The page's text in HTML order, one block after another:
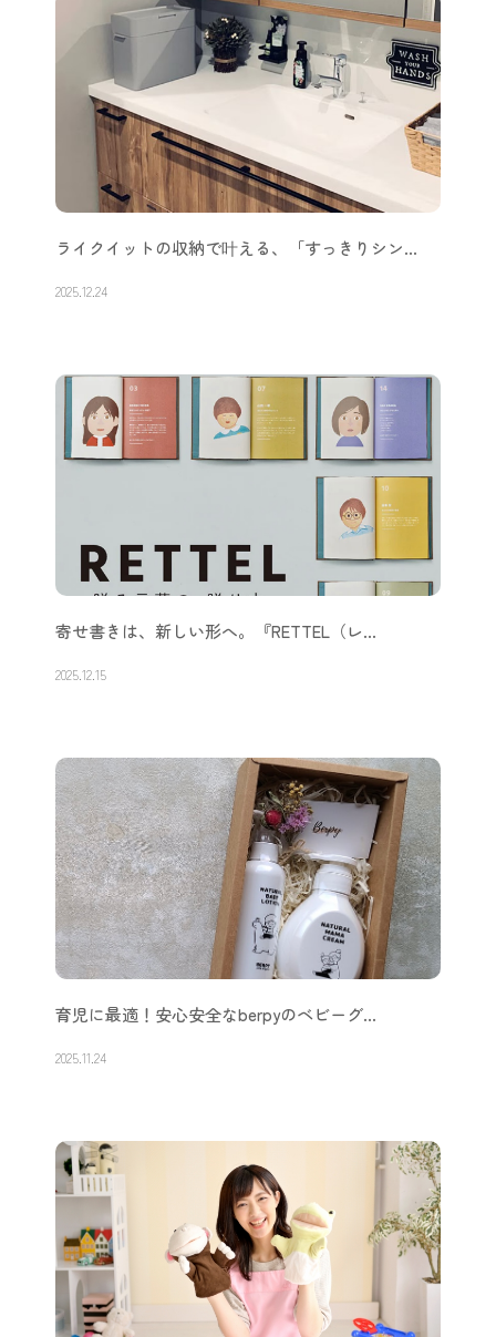
ライクイットの収納で叶える、「すっきりシン…
2025.12.24
寄せ書きは、新しい形へ。『RETTEL（レ…
2025.12.15
育児に最適！安心安全なberpyのベビーグ…
2025.11.24